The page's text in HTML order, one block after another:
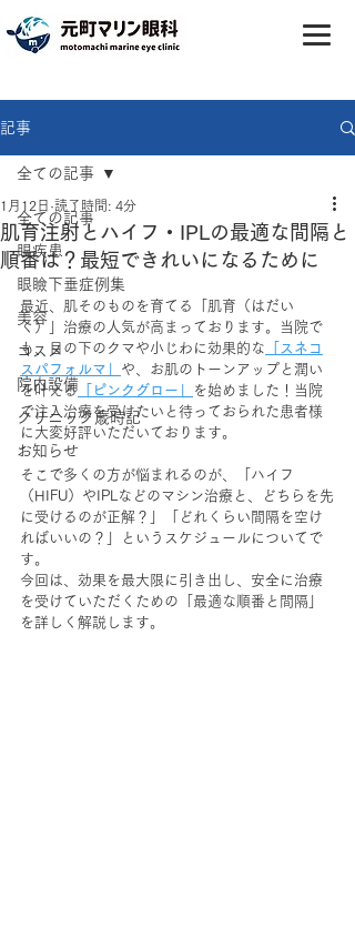
記事
全ての記事
眼疾患
眼瞼下垂症例集
美容
コスメ
院内設備
クリニック歳時記
お知らせ
全ての記事
肌育注射とハイフ・IPLの最適な間隔と
順番は？最短できれいになるために
1月12日 読了時間: 4分
最近、肌そのものを育てる「肌育（はだい
く）」治療の人気が高まっております。当院で
も、目の下のクマや小じわに効果的な 「スネコ
スパフォルマ」 や、お肌のトーンアップと潤い
を叶える 「ピンクグロー」
を始めました！当院
で注入治療を受けたいと待っておられた患者様
に大変好評いただいております。
そこで多くの方が悩まれるのが、「ハイフ
（HIFU）やIPLなどのマシン治療と、どちらを先
に受けるのが正解？」「どれくらい間隔を空け
ればいいの？」というスケジュールについてで
す。
今回は、効果を最大限に引き出し、安全に治療
を受けていただくための「最適な順番と間隔」
を詳しく解説します。